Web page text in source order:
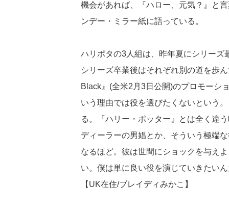
機会があれば、『ハロー、元気？』と
ンデー・ミラー紙に語っている。
ハリポタの3人組は、昨年夏にシリー
シリーズ卒業後はそれぞれ別の道を歩
Black』(全米2月3日公開)のプロモーシ
いう理由では役を選びたくないという
る。『ハリー・ポッター』とは全く違
ディーラーの男娼とか、そういう極端
なるほど。彼は世間にショックを与え
い。僕は単に良い役を演じていきたい
【UK在住/ブレイディみかこ】